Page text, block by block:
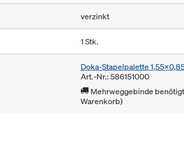
verzinkt
1 Stk.
Doka-Stapelpalette
Art.-Nr.: 586151000
Mehrweggebinde
Warenkorb)